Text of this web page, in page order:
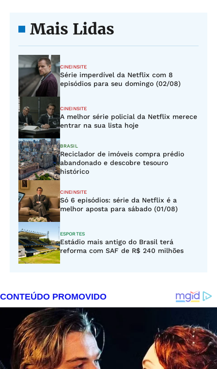
Mais Lidas
CINEINSITE
Série imperdível da Netflix com 8
episódios para seu domingo (02/08)
CINEINSITE
A melhor série policial da Netflix merece
entrar na sua lista hoje
BRASIL
Reciclador de imóveis compra prédio
abandonado e descobre tesouro
histórico
CINEINSITE
Só 6 episódios: série da Netflix é a
melhor aposta para sábado (01/08)
ESPORTES
Estádio mais antigo do Brasil terá
reforma com SAF de R$ 240 milhões